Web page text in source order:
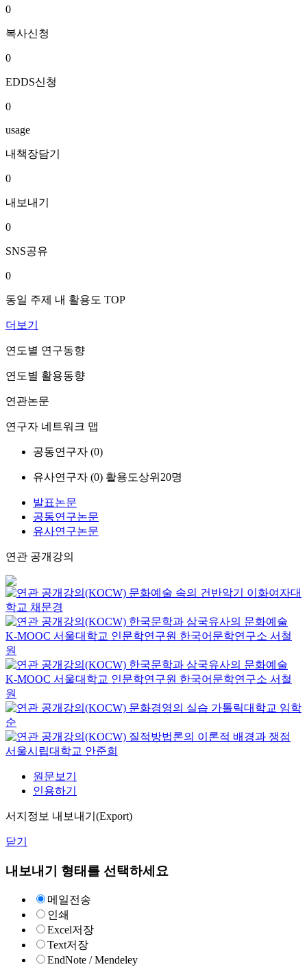
0
복사신청
0
EDDS신청
0
usage
내책장담기
0
내보내기
0
SNS공유
0
동일 주제 내 활용도 TOP
더보기
연도별 연구동향
연도별 활용동향
연관논문
연구자 네트워크 맵
공동연구자 (0)
유사연구자 (0) 활용도상위20명
발표논문
공동연구논문
유사연구논문
연관 공개강의
문화예술 속의 건반악기
이화여자대
학교 채문경
한국문학과 삼국유사의 문화예술
K-MOOC 서울대학교 인문학연구원 한국어문학연구소 서철
원
한국문학과 삼국유사의 문화예술
K-MOOC 서울대학교 인문학연구원 한국어문학연구소 서철
원
문화경영의 실습 가톨릭대학교 임학
순
질적방법론의 이론적 배경과 쟁점
서울시립대학교 안준희
원문보기
인용하기
서지정보 내보내기(Export)
닫기
내보내기 형태를 선택하세요
메일전송
인쇄
Excel저장
Text저장
EndNote / Mendeley